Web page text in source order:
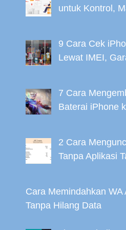
untuk Kontrol,
9 Cara Cek
Lewat IMEI,
7 Cara
Baterai iPhone
2 Cara
Tanpa Aplikasi
Cara Memindahkan WA
Tanpa Hilang Data